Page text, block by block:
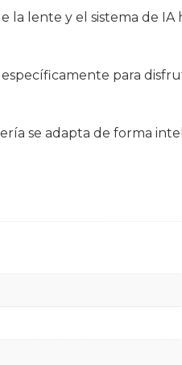
la lente y el sistema de IA
específicamente para
se adapta de forma